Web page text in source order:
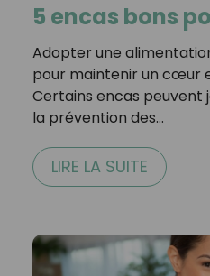
5 encas bons
Adopter une
pour maintenir un cœur
Certains encas peuvent
la prévention des…
LIRE LA SUITE